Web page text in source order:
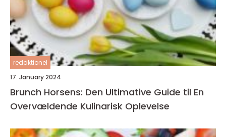
redaktionel
17. January 2024
Brunch Horsens: Den Ultimative Guide til En
Overvældende Kulinarisk Oplevelse